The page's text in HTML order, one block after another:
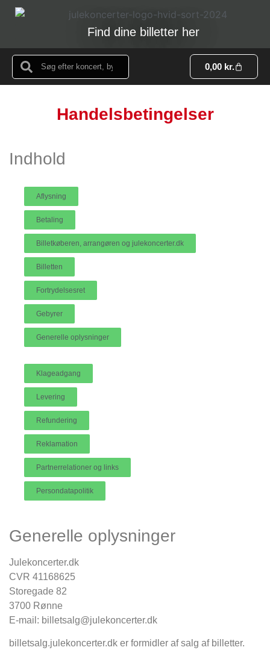
Find dine billetter her
0,00 kr.
Handelsbetingelser
Indhold
Aflysning
Betaling
Billetkøberen, arrangøren og julekoncerter.dk
Billetten
Fortrydelsesret
Gebyrer
Generelle oplysninger
Klageadgang
Levering
Refundering
Reklamation
Partnerrelationer og links
Persondatapolitik
Generelle oplysninger
Julekoncerter.dk
CVR 41168625
Storegade 82
3700 Rønne
E-mail: billetsalg@julekoncerter.dk
billetsalg.julekoncerter.dk er formidler af salg af billetter.